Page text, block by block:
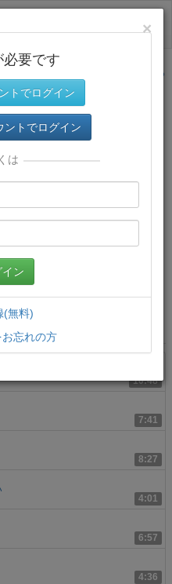
サイトトップに戻る
10:48
7:41
8:27
4:01
6:57
4:36
×
必要です
トでログイン
トでログイン
は
イン
(無料)
忘れの方